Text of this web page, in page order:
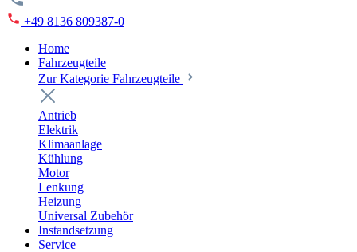
+49 8136 809387-0
Home
Fahrzeugteile
Zur Kategorie Fahrzeugteile
Antrieb
Elektrik
Klimaanlage
Kühlung
Motor
Lenkung
Heizung
Universal Zubehör
Instandsetzung
Service